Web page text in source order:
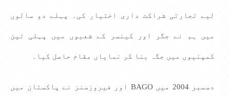
لیے تجارتی شراکت داری اختیار کی۔ پہلے دو سالوں
میں ہم نے جگر اور کینسر کے شعبوں میں پہلی تین
کمپنیوں میں جگہ بنا کر نمایاں مقام حاصل کیا۔
دسمبر 2004 میں BAGO اور فیروزسنز نے پاکستان میں